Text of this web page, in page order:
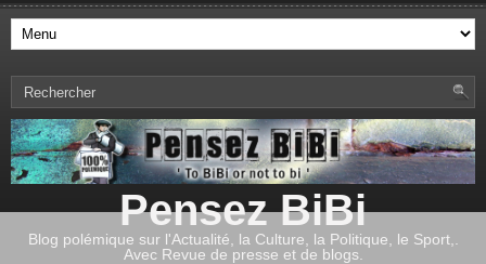
Pensez BiBi
Blog polémique sur l'Actualité, la Culture, la Politique, le Sport,.
Avec Revue de presse et de blogs.